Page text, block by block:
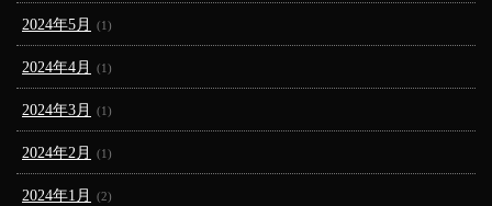
2024年5月 (1)
2024年4月 (1)
2024年3月 (1)
2024年2月 (1)
2024年1月 (2)